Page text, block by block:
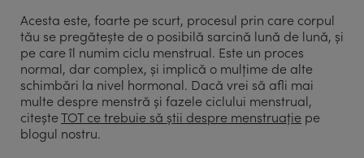
Acesta este, foarte pe scurt, procesul prin care corpul
tău se pregătește de o posibilă sarcină lună de lună, și
pe care îl numim ciclu menstrual. Este un proces
normal, dar complex, și implică o mulțime de alte
schimbări la nivel hormonal. Dacă vrei să afli mai
multe despre menstră și fazele ciclului menstrual,
citeșteTOT ce trebuie să știi despre menstruație pe
blogul nostru.